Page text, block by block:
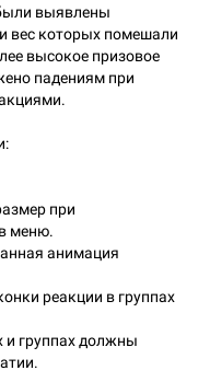
выявлены
вес которых помешали
высокое призовое
падениям при
при
меню.
анимация
реакции в группах
и группах должны